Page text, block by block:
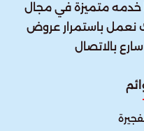
خدمه متميزة في مجال
نعمل باستمرار عروض
بالاتصال